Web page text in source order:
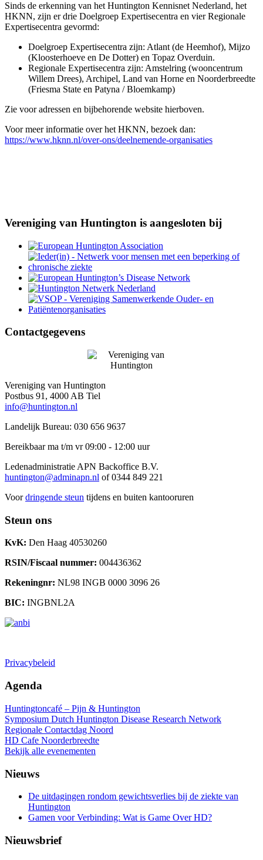
Sinds de erkenning van het Huntington Kennisnet Nederland, het
HKNN, zijn er drie Doelgroep Expertisecentra en vier Regionale
Expertisecentra gevormd:
Doelgroep Expertisecentra zijn: Atlant (de Heemhof), Mijzo
(Kloosterhoeve en De Dotter) en Topaz Overduin.
Regionale Expertisecentra zijn: Amstelring (wooncentrum
Willem Drees), Archipel, Land van Horne en Noorderbreedte
(Friesma State en Patyna / Bloemkamp)
Zie voor adressen en bijbehorende website hierboven.
Voor meer informatie over het HKNN, bezoek dan:
https://www.hknn.nl/over-ons/deelnemende-organisaties
Vereniging van Huntington is aangesloten bij
Contactgegevens
Vereniging van Huntington
Postbus 91, 4000 AB Tiel
info@huntington.nl
Landelijk Bureau: 030 656 9637
Bereikbaar ma t/m vr 09:00 - 12:00 uur
Ledenadministratie APN Backoffice B.V.
huntington@adminapn.nl of 0344 849 221
Voordringende steun tijdens en buiten kantooruren
Steun ons
KvK: Den Haag 40530260
RSIN/Fiscaal nummer: 004436362
Rekeningnr: NL98 INGB 0000 3096 26
BIC: INGBNL2A
Privacybeleid
Agenda
Huntingtoncafé – Pijn & Huntington
Symposium Dutch Huntington Disease Research Network
Regionale Contactdag Noord
HD Cafe Noorderbreedte
Bekijk alle evenementen
Nieuws
De uitdagingen rondom gewichtsverlies bij de ziekte van
Huntington
Gamen voor Verbinding: Wat is Game Over HD?
Nieuwsbrief